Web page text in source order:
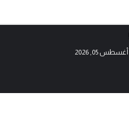
أغسطس 05, 2026